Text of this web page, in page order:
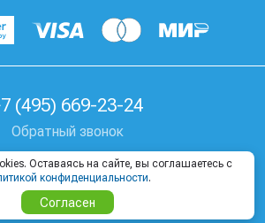
(495) 669-23-24
Обратный звонок
Козицкий пер, д. 1А
Где купить тур
Оставаясь на сайте, вы соглашаетесь с
конфиденциальности.
Согласен